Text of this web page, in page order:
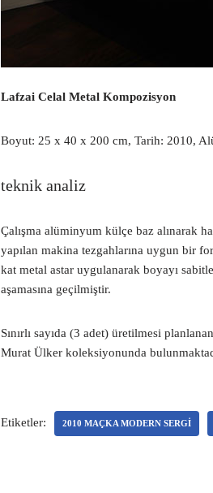
Lafzai Celal Metal Kompozisyon
Boyut: 25 x 40 x 200 cm, Tarih: 2010,
teknik analiz
Çalışma alüminyum külçe baz alınarak
yapılan makina tezgahlarına uygun bir
kat metal astar uygulanarak boyayı
aşamasına geçilmiştir.
Sınırlı sayıda (3 adet) üretilmesi
Murat Ülker koleksiyonunda
Etiketler: 2010 MAÇKA MODERN SERGI